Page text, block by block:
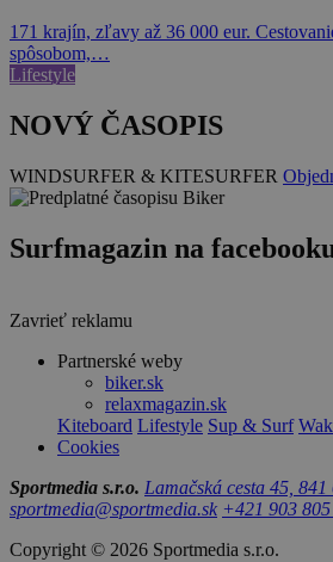
171 krajín, zľavy až 36 000 eur.
spôsobom,…
Lifestyle
NOVÝ ČASOPIS
WINDSURFER & KITESURFER
Surfmagazin na
Zavrieť reklamu
Partnerské weby
biker.sk
relaxmagazin.sk
Kiteboard Lifestyle Sup & Surf
Cookies
Sportmedia s.r.o. Lamačská cesta 45,
sportmedia@sportmedia.sk +421 903
Copyright © 2026 Sportmedia s.r.o.